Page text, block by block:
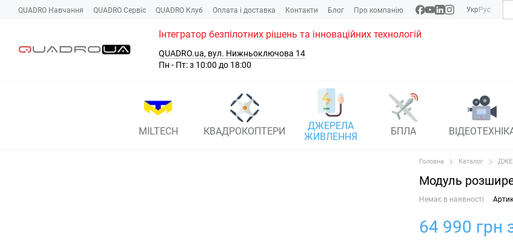
Перейти до основного контенту
QUADRO Навчання QUADRO Сервіc QUADRO Клуб Оплата і доставка Контакти Блог Про компанію Укр Рус
Інтегратор безпілотних рішень та інноваційних технологій
QUADRO.ua, вул. Нижньоключова 14
Пн - Пт: з 10:00 до 18:00
MILTECH КВАДРОКОПТЕРИ
ДЖЕРЕЛА
ЖИВЛЕННЯ
БПЛА
Головна Каталог
Модуль
Немає в наявності
64 990 грн